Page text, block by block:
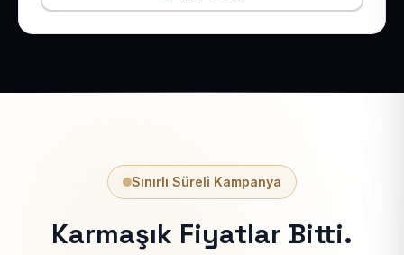
Sınırlı Süreli Kampanya
Karmaşık Fiyatlar Bitti.